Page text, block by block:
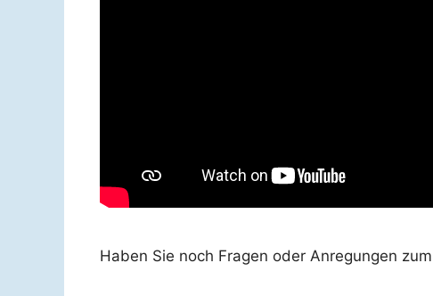
Haben Sie noch Fragen oder Anregungen